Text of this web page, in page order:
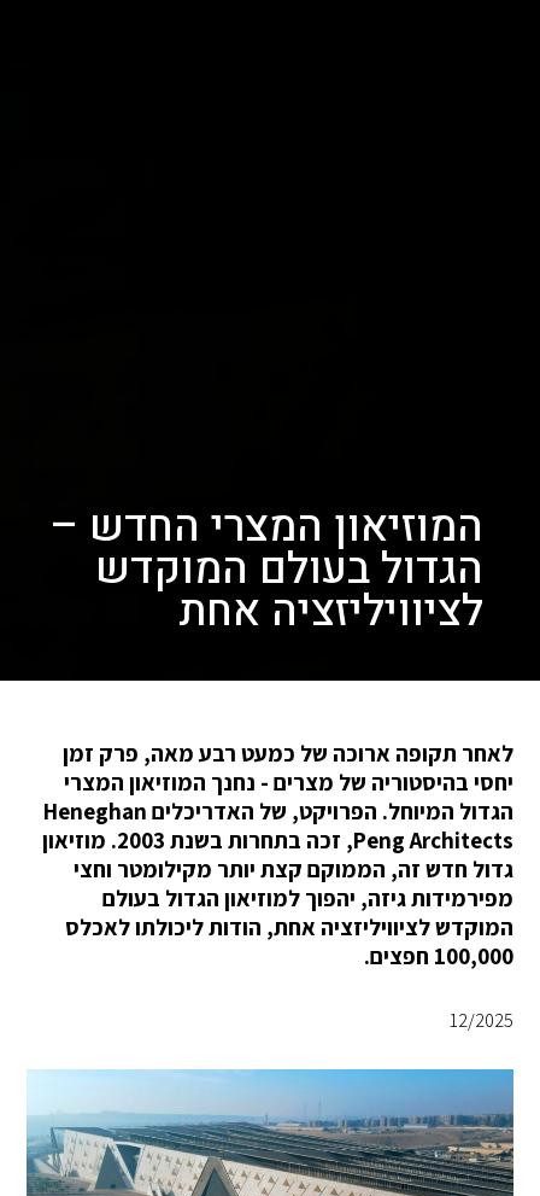
המוזיאון המצרי החדש –
הגדול בעולם המוקדש
לציוויליזציה אחת
לאחר תקופה ארוכה של כמעט רבע מאה, פרק זמן
יחסי בהיסטוריה של מצרים - נחנך המוזיאון המצרי
הגדול המיוחל. הפרויקט, של האדריכלים Heneghan
Peng Architects, זכה בתחרות בשנת 2003. מוזיאון
גדול חדש זה, הממוקם קצת יותר מקילומטר וחצי
מפירמידות גיזה, יהפוך למוזיאון הגדול בעולם
המוקדש לציוויליזציה אחת, הודות ליכולתו לאכלס
100,000 חפצים.
12/2025